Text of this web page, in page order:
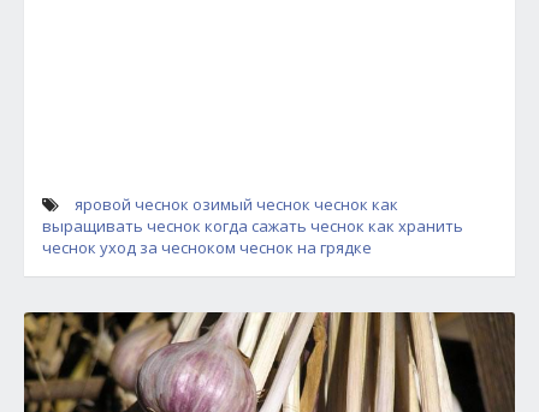
яровой чеснок озимый чеснок чеснок как
выращивать чеснок когда сажать чеснок как хранить
чеснок уход за чесноком чеснок на грядке